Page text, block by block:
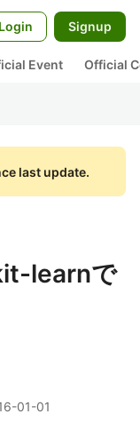
Login Signup
Event Official
last update.
learnで
01-01